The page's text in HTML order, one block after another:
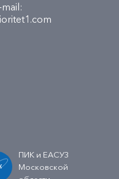
mail:
ПИК и ЕАСУЗ
Московской